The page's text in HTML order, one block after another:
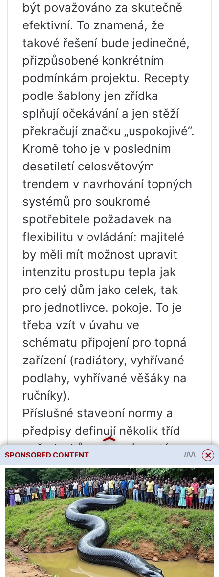
být považováno za skutečně
efektivní. To znamená, že
takové řešení bude jedinečné,
přizpůsobené konkrétním
podmínkám projektu. Recepty
podle šablony jen zřídka
splňují očekávání a jen stěží
překračují značku „uspokojivé“.
Kromě toho je v posledním
desetiletí celosvětovým
trendem v navrhování topných
systémů pro soukromé
spotřebitele požadavek na
flexibilitu v ovládání: majitelé
by měli mít možnost upravit
intenzitu prostupu tepla jak
pro celý dům jako celek, tak
pro jednotlivce. pokoje. To je
třeba vzít v úvahu ve
schématu připojení pro topná
zařízení (radiátory, vyhřívané
podlahy, vyhřívané věšáky na
ručníky).
Příslušné stavební normy a
předpisy definují několik tříd
požadavků na topný systém:
sanitární a hygienické –
dosažení a udržení
požadovaného mikroklimatu v
prostorách;
ekonomický – poměr nákladů
na montáž a instalaci potrubí a
následného provozu s náklady
SPONSORED CONTENT